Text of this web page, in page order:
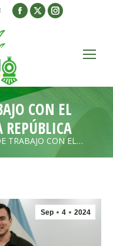
Facebook
window
X
window
Instagram
window
CON EL
REPÚBLICA
TRABAJO CON EL…
Sep 4 2024